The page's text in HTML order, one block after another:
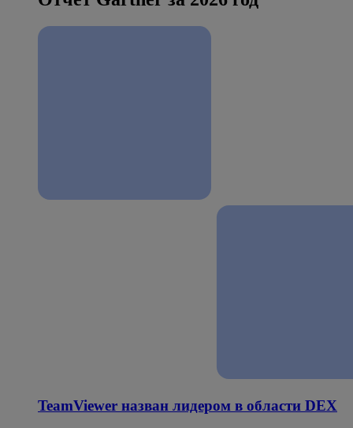
TeamViewer назван лидером в области DEX